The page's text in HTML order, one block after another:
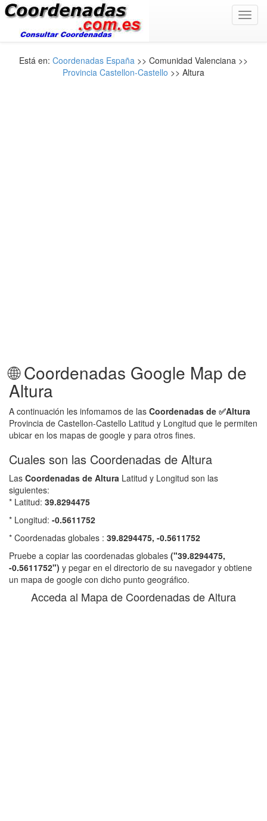
Está en: Coordenadas España >> Comunidad Valenciana >>
Provincia Castellon-Castello >> Altura
🌐 Coordenadas Google Map de
Altura
A continuación les infomamos de las Coordenadas de ✅Altura
Provincia de Castellon-Castello Latitud y Longitud que le permiten
ubicar en los mapas de google y para otros fines.
Cuales son las Coordenadas de Altura
Las Coordenadas de Altura Latitud y Longitud son las
siguientes:
* Latitud: 39.8294475
* Longitud: -0.5611752
* Coordenadas globales : 39.8294475, -0.5611752
Pruebe a copiar las coordenadas globales ("39.8294475,
-0.5611752") y pegar en el directorio de su navegador y obtiene
un mapa de google con dicho punto geográfico.
Acceda al Mapa de Coordenadas de Altura